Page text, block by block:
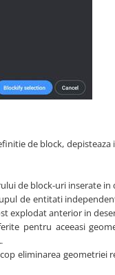
de block, depisteaza
de block-uri inserate in
de entitati
explodat anterior in
pentru aceeasi
.
eliminarea geometriei